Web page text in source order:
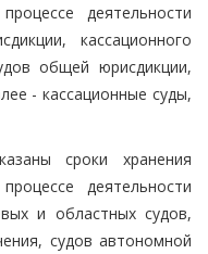
деятельности
кассационного
общей юрисдикции,
- кассационные суды,
сроки хранения
деятельности
и областных судов,
судов автономной